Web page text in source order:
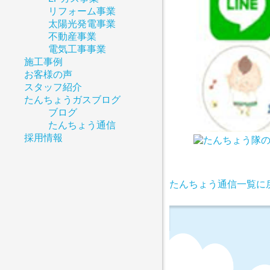
リフォーム事業
太陽光発電事業
不動産事業
電気工事事業
施工事例
お客様の声
スタッフ紹介
たんちょうガスブログ
ブログ
たんちょう通信
採用情報
たんちょう通信一覧に